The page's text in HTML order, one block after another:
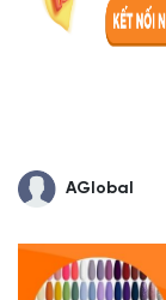
AGlobal